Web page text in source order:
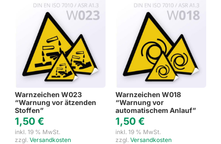
Warnzeichen W023
“Warnung vor ätzenden
Stoffen”
1,50 €
inkl. 19 % MwSt.
zzgl. Versandkosten
Warnzeichen W018
“Warnung vor
automatischem Anlauf”
1,50 €
inkl. 19 % MwSt.
zzgl. Versandkosten